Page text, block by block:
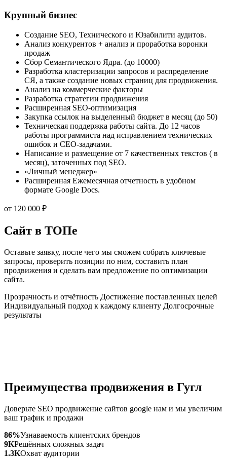
Крупный бизнес
Создание SEO, Технического и Юзабилити аудитов.
Анализ конкурентов + анализ и проработка воронки
продаж
Сбор Семантического Ядра. (до 10000)
Разработка кластеризации запросов и распределение
СЯ, а также создание новых страниц для продвижения.
Анализ на коммерческие факторы
Разработка стратегии продвижения
Расширенная SEO-оптимизация
Закупка ссылок на выделенный бюджет в месяц (до 50)
Техническая поддержка работы сайта. До 12 часов
работы программиста над исправлением технических
ошибок и СЕО-задачами.
Написание и размещение от 7 качественных текстов ( в
месяц), заточенных под SEO.
«Личный менеджер»
Расширенная Ежемесячная отчетность в удобном
формате Google Docs.
от 120 000 ₽
Сайт в ТОПе
Оставьте заявку, после чего мы сможем собрать ключевые
запросы, проверить позиции по ним, составить план
продвижения и сделать вам предложение по оптимизации
сайта.
Прозрачность и отчётность Достижение поставленных целей
Индивидуальный подход к каждому клиенту Долгосрочные
результаты
Преимущества продвижения в Гугл
Доверьте SEO продвижение сайтов google нам и мы увеличим
ваш трафик и продажи
86%Узнаваемость клиентских брендов
9KРешённых сложных задач
1.3KОхват аудитории